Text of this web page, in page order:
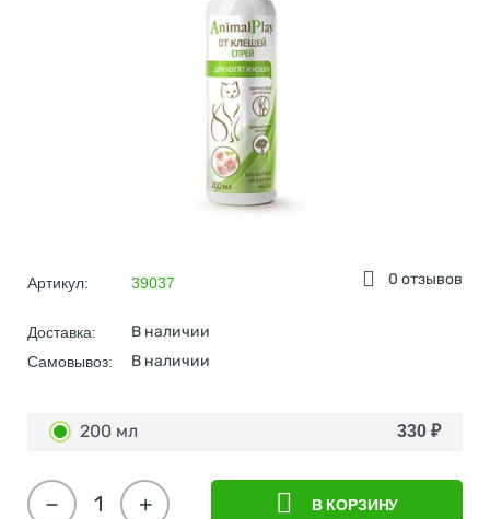
0 отзывов
Артикул: 39037
Доставка: В наличии
Самовывоз: В наличии
200 мл 330 ₽
+
− В КОРЗИНУ